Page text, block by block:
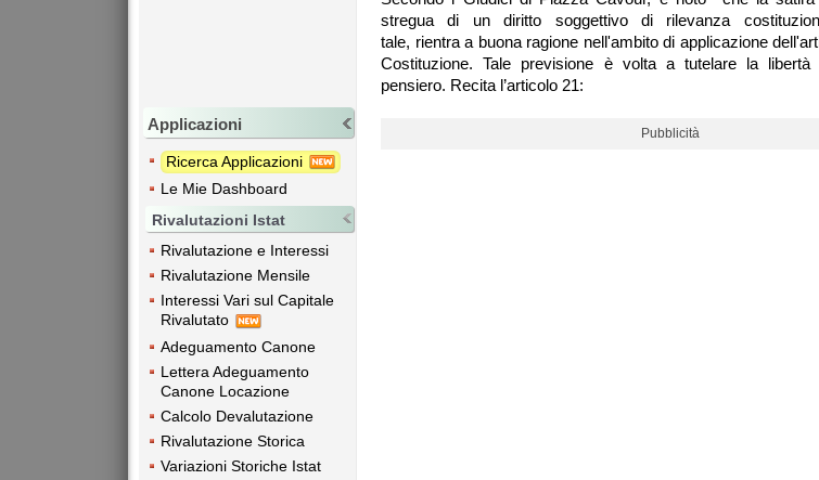
Applicazioni
Ricerca Applicazioni
Le Mie Dashboard
Rivalutazioni Istat
Rivalutazione e Interessi
Rivalutazione Mensile
Interessi Vari sul Capitale
Rivalutato
Adeguamento Canone
Lettera Adeguamento
Canone Locazione
Calcolo Devalutazione
Rivalutazione Storica
Variazioni Storiche Istat
stregua di un diritto soggettivo di rilevanza
tale, rientra a buona ragione nell'ambito di applicazione
Costituzione. Tale previsione è volta a tutelare la
pensiero. Recita l’articolo 21:
Pubblicità